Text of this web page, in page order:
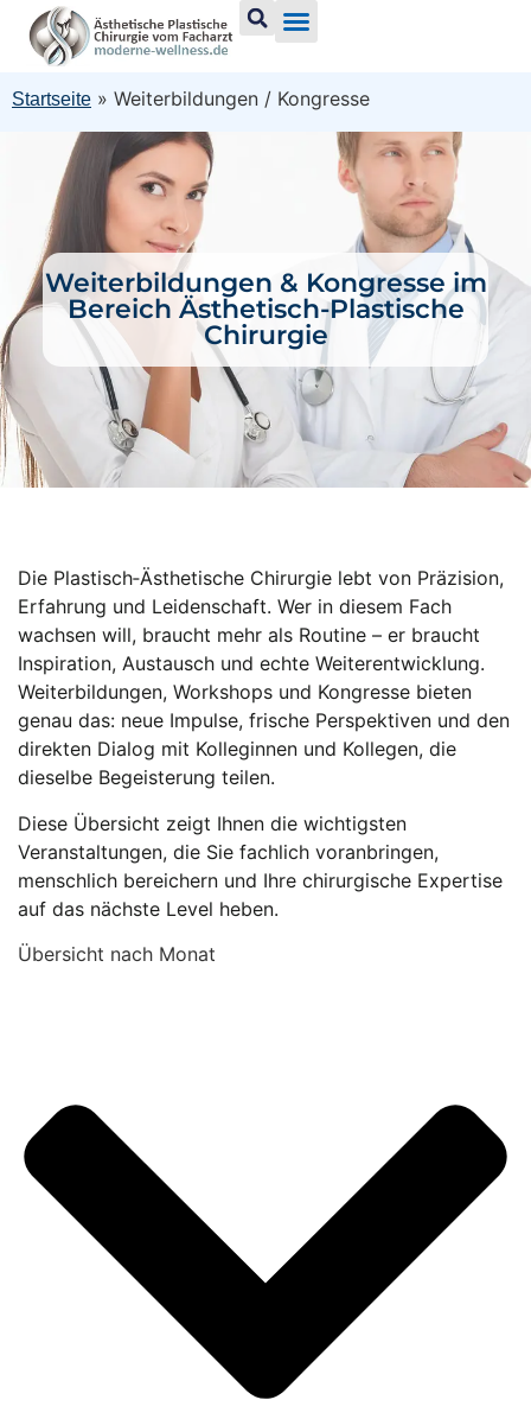
springen
Startseite » Weiterbildungen / Kongresse
Weiterbildungen & Kongresse im
Bereich Ästhetisch-Plastische
Chirurgie
Die Plastisch‑Ästhetische Chirurgie lebt von Präzision,
Erfahrung und Leidenschaft. Wer in diesem Fach
wachsen will, braucht mehr als Routine – er braucht
Inspiration, Austausch und echte Weiterentwicklung.
Weiterbildungen, Workshops und Kongresse bieten
genau das: neue Impulse, frische Perspektiven und den
direkten Dialog mit Kolleginnen und Kollegen, die
dieselbe Begeisterung teilen.
Diese Übersicht zeigt Ihnen die wichtigsten
Veranstaltungen, die Sie fachlich voranbringen,
menschlich bereichern und Ihre chirurgische Expertise
auf das nächste Level heben.
Übersicht nach Monat